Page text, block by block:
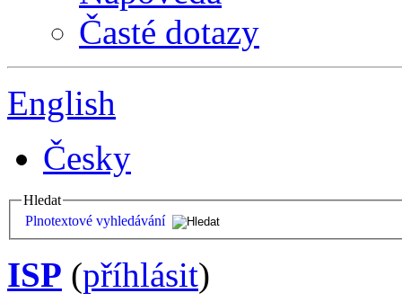
Časté dotazy
English
Česky
Hledat
Plnotextové vyhledávání
ISP (příhlásit)